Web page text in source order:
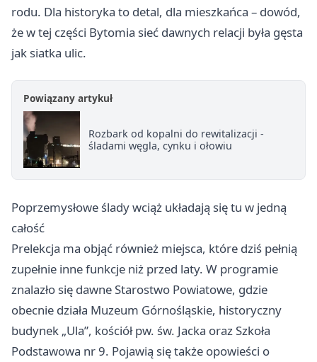
rodu. Dla historyka to detal, dla mieszkańca – dowód,
że w tej części Bytomia sieć dawnych relacji była gęsta
jak siatka ulic.
Powiązany artykuł
Rozbark od kopalni do rewitalizacji -
śladami węgla, cynku i ołowiu
Poprzemysłowe ślady wciąż układają się tu w jedną
całość
Prelekcja ma objąć również miejsca, które dziś pełnią
zupełnie inne funkcje niż przed laty. W programie
znalazło się dawne Starostwo Powiatowe, gdzie
obecnie działa Muzeum Górnośląskie, historyczny
budynek „Ula”, kościół pw. św. Jacka oraz Szkoła
Podstawowa nr 9. Pojawią się także opowieści o